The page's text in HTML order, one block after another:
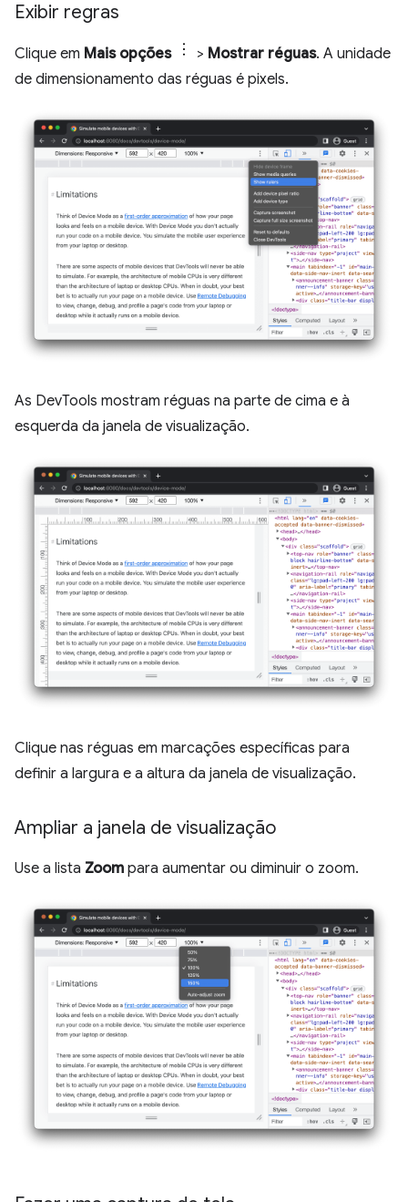
Exibir regras
Clique em Mais opções > Mostrar réguas. A unidade
de dimensionamento das réguas é pixels.
As DevTools mostram réguas na parte de cima e à
esquerda da janela de visualização.
Clique nas réguas em marcações específicas para
definir a largura e a altura da janela de visualização.
Ampliar a janela de visualização
Use a lista Zoom para aumentar ou diminuir o zoom.